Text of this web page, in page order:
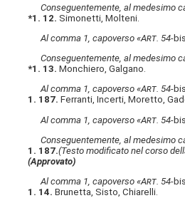
Conseguentemente, al medesimo
*1. 12. Simonetti, Molteni.
Al comma 1, capoverso «Art . 54-
Conseguentemente, al medesimo
*1. 13. Monchiero, Galgano.
Al comma 1, capoverso «Art. 54-
1. 187. Ferranti, Incerti, Moretto,
Al comma 1, capoverso «Art . 54-
Conseguentemente, al medesimo
1. 187.(Testo modificato nel corso
(Approvato)
Al comma 1, capoverso «Art . 54-
1. 14. Brunetta, Sisto, Chiarelli.